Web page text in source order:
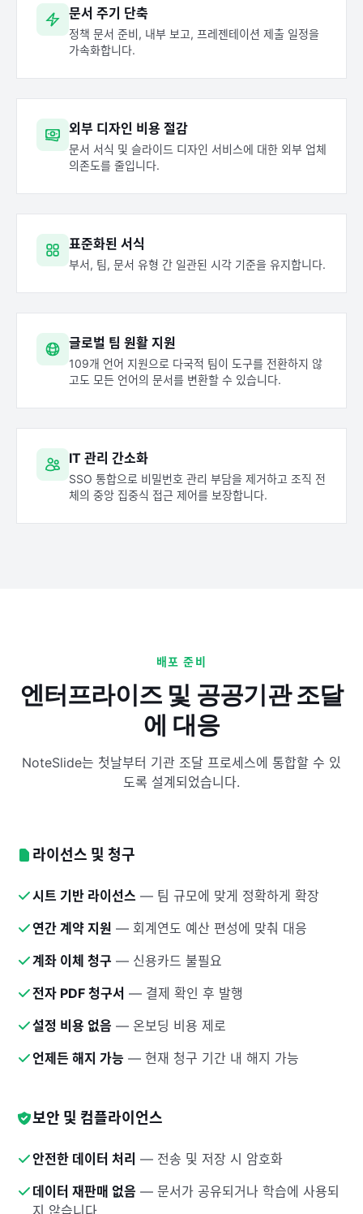
문서 주기 단축
정책 문서 준비, 내부 보고, 프레젠테이션 제출 일정을
가속화합니다.
외부 디자인 비용 절감
문서 서식 및 슬라이드 디자인 서비스에 대한 외부 업체
의존도를 줄입니다.
표준화된 서식
부서, 팀, 문서 유형 간 일관된 시각 기준을 유지합니다.
글로벌 팀 원활 지원
109개 언어 지원으로 다국적 팀이 도구를 전환하지 않
고도 모든 언어의 문서를 변환할 수 있습니다.
IT 관리 간소화
SSO 통합으로 비밀번호 관리 부담을 제거하고 조직 전
체의 중앙 집중식 접근 제어를 보장합니다.
배포 준비
엔터프라이즈 및 공공기관 조달
에 대응
NoteSlide는 첫날부터 기관 조달 프로세스에 통합할 수 있
도록 설계되었습니다.
라이선스 및 청구
시트 기반 라이선스 — 팀 규모에 맞게 정확하게 확장
연간 계약 지원 — 회계연도 예산 편성에 맞춰 대응
계좌 이체 청구 — 신용카드 불필요
전자 PDF 청구서 — 결제 확인 후 발행
설정 비용 없음 — 온보딩 비용 제로
언제든 해지 가능 — 현재 청구 기간 내 해지 가능
보안 및 컴플라이언스
안전한 데이터 처리 — 전송 및 저장 시 암호화
데이터 재판매 없음 — 문서가 공유되거나 학습에 사용되
지 않습니다